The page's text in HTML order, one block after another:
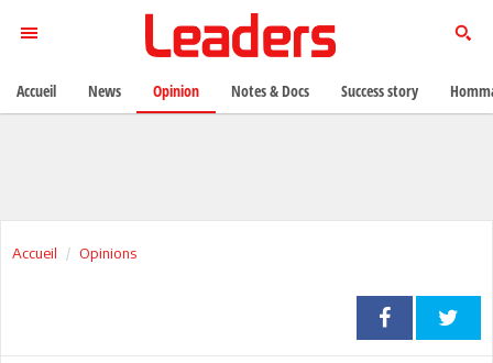
Accueil Opinions
Accueil News Opinion Notes & Docs Success story